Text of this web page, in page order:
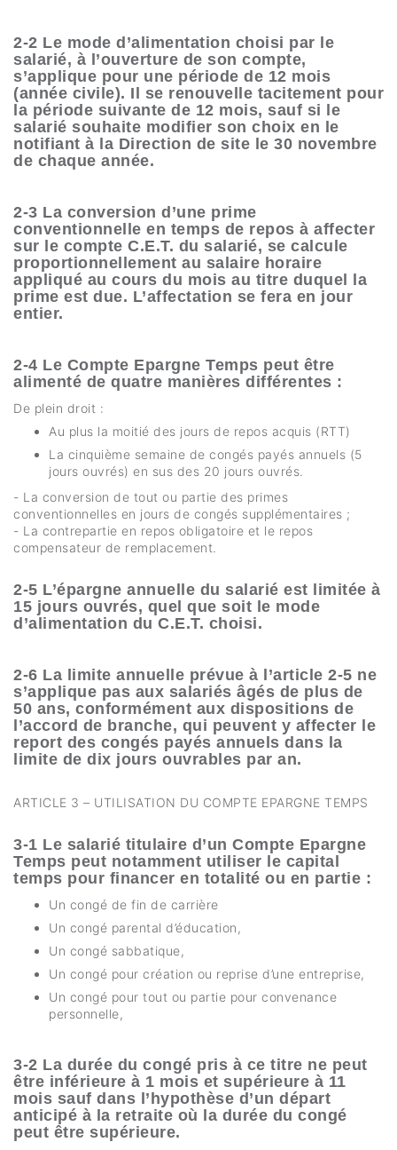
2-2 Le mode d’alimentation choisi par le
salarié, à l’ouverture de son compte,
s’applique pour une période de 12 mois
(année civile). Il se renouvelle tacitement pour
la période suivante de 12 mois, sauf si le
salarié souhaite modifier son choix en le
notifiant à la Direction de site le 30 novembre
de chaque année.
2-3 La conversion d’une prime
conventionnelle en temps de repos à affecter
sur le compte C.E.T. du salarié, se calcule
proportionnellement au salaire horaire
appliqué au cours du mois au titre duquel la
prime est due. L’affectation se fera en jour
entier.
2-4 Le Compte Epargne Temps peut être
alimenté de quatre manières différentes :
De plein droit :
Au plus la moitié des jours de repos acquis (RTT)
La cinquième semaine de congés payés annuels (5
jours ouvrés) en sus des 20 jours ouvrés.
- La conversion de tout ou partie des primes
conventionnelles en jours de congés supplémentaires ;
- La contrepartie en repos obligatoire et le repos
compensateur de remplacement.
2-5 L’épargne annuelle du salarié est limitée à
15 jours ouvrés, quel que soit le mode
d’alimentation du C.E.T. choisi.
2-6 La limite annuelle prévue à l’article 2-5 ne
s’applique pas aux salariés âgés de plus de
50 ans, conformément aux dispositions de
l’accord de branche, qui peuvent y affecter le
report des congés payés annuels dans la
limite de dix jours ouvrables par an.
ARTICLE 3 – UTILISATION DU COMPTE EPARGNE TEMPS
3-1 Le salarié titulaire d’un Compte Epargne
Temps peut notamment utiliser le capital
temps pour financer en totalité ou en partie :
Un congé de fin de carrière
Un congé parental d’éducation,
Un congé sabbatique,
Un congé pour création ou reprise d’une entreprise,
Un congé pour tout ou partie pour convenance
personnelle,
3-2 La durée du congé pris à ce titre ne peut
être inférieure à 1 mois et supérieure à 11
mois sauf dans l’hypothèse d’un départ
anticipé à la retraite où la durée du congé
peut être supérieure.